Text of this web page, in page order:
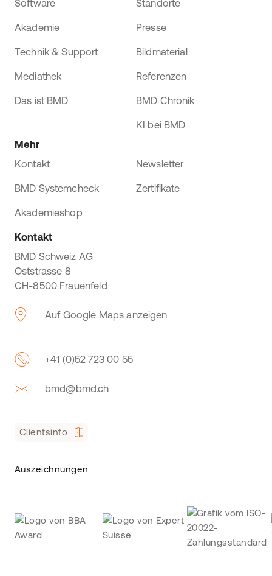
Software
Akademie
Technik & Support
Mediathek
Das ist BMD
Standorte
Presse
Bildmaterial
Referenzen
BMD Chronik
KI bei BMD
Mehr
Kontakt
Newsletter
BMD Systemcheck Zertifikate
Akademieshop
Kontakt
BMD Schweiz AG
Oststrasse 8
CH-8500 Frauenfeld
Auf Google Maps anzeigen
+41 (0)52 723 00 55
bmd@bmd.ch
Clientsinfo
Auszeichnungen